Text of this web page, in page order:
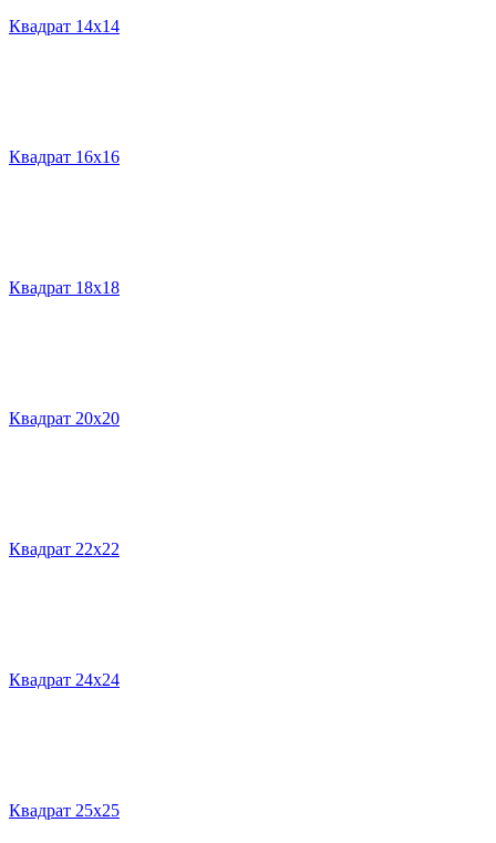
Квадрат 14х14
Квадрат 16х16
Квадрат 18х18
Квадрат 20х20
Квадрат 22х22
Квадрат 24х24
Квадрат 25х25